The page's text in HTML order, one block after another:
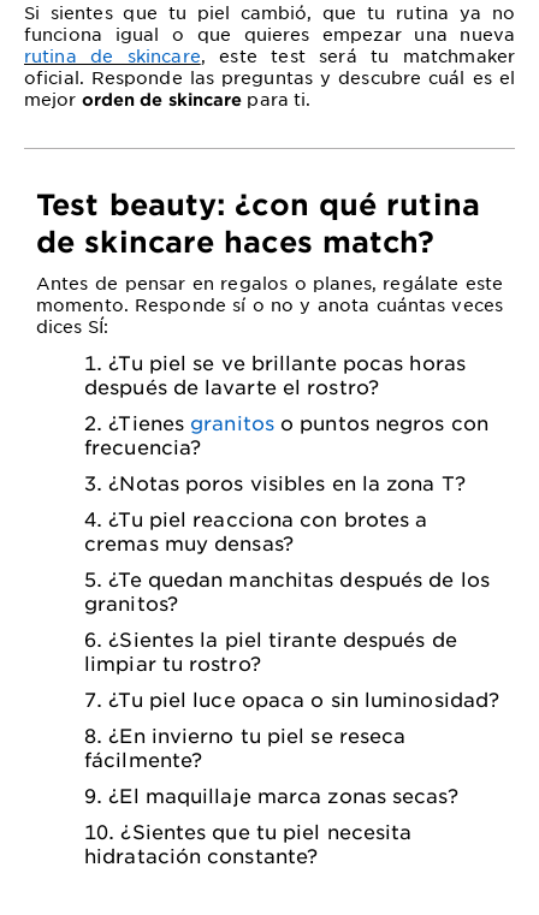
Si sientes que tu piel cambió, que tu rutina ya no
funciona igual o que quieres empezar una nueva
rutina de skincare, este test será tu matchmaker
oficial. Responde las preguntas y descubre cuál es el
mejor orden de skincare para ti.
Test beauty: ¿con qué rutina
de skincare haces match?
Antes de pensar en regalos o planes, regálate este
momento. Responde sí o no y anota cuántas veces
dices SÍ:
¿Tu piel se ve brillante pocas horas
después de lavarte el rostro?
¿Tienes granitoso puntos negros con
frecuencia?
¿Notas poros visibles en la zona T?
¿Tu piel reacciona con brotes a
cremas muy densas?
¿Te quedan manchitas después de los
granitos?
¿Sientes la piel tirante después de
limpiar tu rostro?
¿Tu piel luce opaca o sin luminosidad?
¿En invierno tu piel se reseca
fácilmente?
¿El maquillaje marca zonas secas?
¿Sientes que tu piel necesita
hidratación constante?